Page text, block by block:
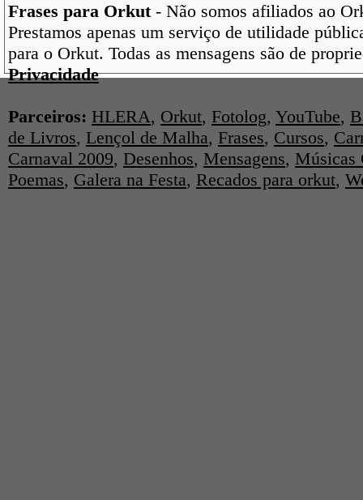
Frases para Orkut- Não somos afiliados ao
Prestamos apenas um serviço de utilidade
para o Orkut. Todas as mensagens são de
Privacidade
Parceiros: HLERA, Orkut, Fotolog, YouTube,
de Livros, Lençol de Malha, Frases, Cursos,
Carnaval 2009, Desenhos, Mensagens, Músicas
Poemas, Galera na Festa, Recados para orkut,